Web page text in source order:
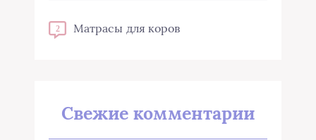
2 Матрасы для коров
Свежие комментарии